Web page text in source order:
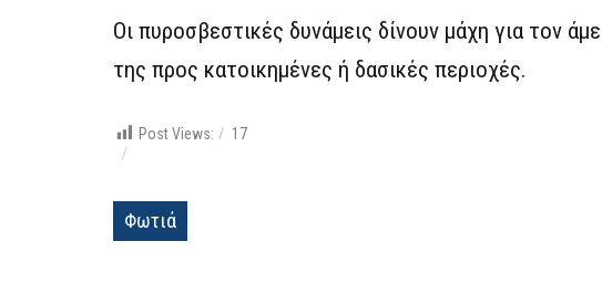
Οι πυροσβεστικές δυνάμεις δίνουν μάχη για τον
της προς κατοικημένες ή δασικές περιοχές.
Post Views: 17
Φωτιά